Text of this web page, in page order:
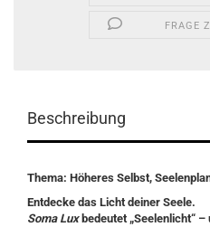
FRAGE
Beschreibung
Thema: Höheres Selbst,
Entdecke das Licht deiner Seele.
Soma Luxbedeutet „Seelenlicht“